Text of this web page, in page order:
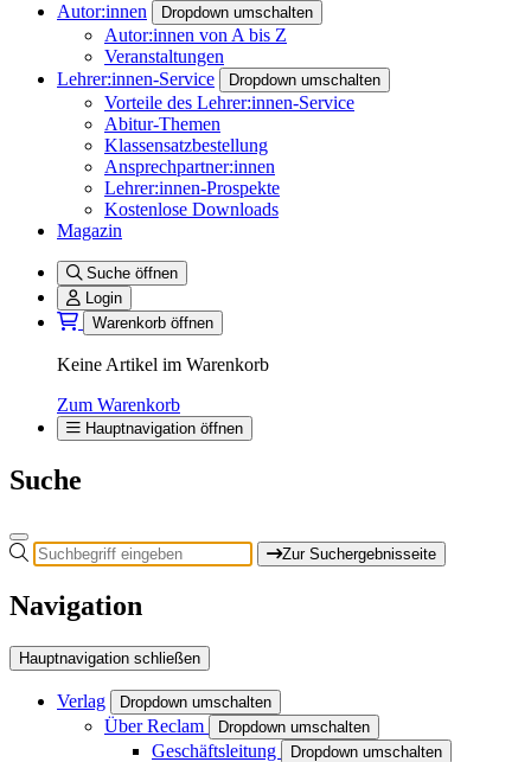
Autor:innen
Dropdown umschalten
Autor:innen von A bis Z
Veranstaltungen
Lehrer:innen-Service
Dropdown umschalten
Vorteile des Lehrer:innen-Service
Abitur-Themen
Klassensatzbestellung
Ansprechpartner:innen
Lehrer:innen-Prospekte
Kostenlose Downloads
Magazin
Suche öffnen
Login
Warenkorb öffnen
Keine Artikel im Warenkorb
Zum Warenkorb
Hauptnavigation öffnen
Suche
Zur Suchergebnisseite
Navigation
Hauptnavigation schließen
Verlag Dropdown umschalten
Über Reclam Dropdown umschalten
Geschäftsleitung Dropdown umschalten